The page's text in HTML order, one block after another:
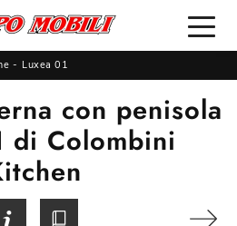
- Luxea 01
con penisola
di Colombini